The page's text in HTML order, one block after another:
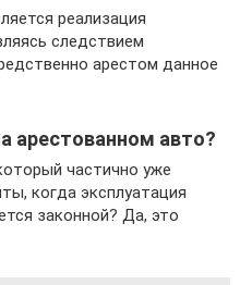
реализация
следствием
арестом данное
арестованном авто?
частично уже
когда эксплуатация
законной? Да, это